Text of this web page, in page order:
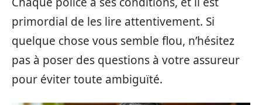
primordial de les lire attentivement. Si
quelque chose vous semble flou, n’hésitez
pas à poser des questions à votre assureur
pour éviter toute ambiguïté.